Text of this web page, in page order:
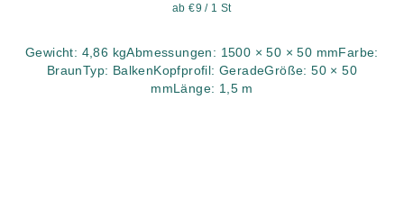
Verkaufspreis:
ab €9 / 1 St
Gewicht: 4,86 kgAbmessungen: 1500 × 50 × 50 mmFarbe:
BraunTyp: BalkenKopfprofil: GeradeGröße: 50 × 50
mmLänge: 1,5 m